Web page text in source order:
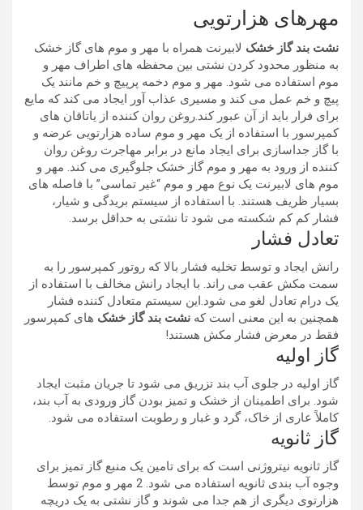
مهرهای هزارتویی
نشت بند گاز خشک لابیرنت همراه با مهر و موم های گاز خشک
به منظور محدود کردن نشتی بین محفظه های اطراف مهر و
موم استفاده می شود. مهر و موم دخمه پرپیچ و خم مانند یک
پیچ و خم عمل می کند و مسیری عذاب آور ایجاد می کند که مایع
برای فرار باید از آن عبور کند.روغن روان کننده از یاتاقان های
کمپرسور با استفاده از یک مهر و موم ساده هزارتویی عرضه و
با گاز جداسازی برای ایجاد مانع در برابر مهاجرت روغن روان
کننده از ورود به مهر و موم گاز خشک جلوگیری می کند. مهر و
موم های لابیرنت یک نوع مهر و موم “غیر تماسی” با فاصله های
بسیار ظریف هستند. با استفاده از سیستم بریدگی و شیار،
فشار کم کم شکسته می شود تا نشتی به حداقل برسد.
تعادل فشار
رانش ایجاد و توسط تخلیه فشار بالا که روتور کمپرسور را به
سمت مکش عقب می راند. با ایجاد رانش مخالف با استفاده از
یک درام تعادل لغو می شود.این سیستم متعادل کننده فشار
همچنین به این معنی است که نشت بند گاز خشک های کمپرسور
فقط در معرض فشار مکش هستند!
گاز اولیه
گاز اولیه در جلوی آب بند تزریق می شود تا جریان مثبت ایجاد
شود. برای اطمینان از خشک و تمیز بودن گاز ورودی به آب بند،
کاملاً عاری از خاک، گرد و غبار و رطوبت استفاده می شود.
گاز ثانویه
گاز ثانویه نیتروژنی است که برای تامین یک منبع گاز تمیز برای
وجوه آب بندی ثانویه استفاده می شود. 2 مهر و موم توسط
هزارتوی دیگری از هم جدا می شوند و گاز نشتی به یک دریچه